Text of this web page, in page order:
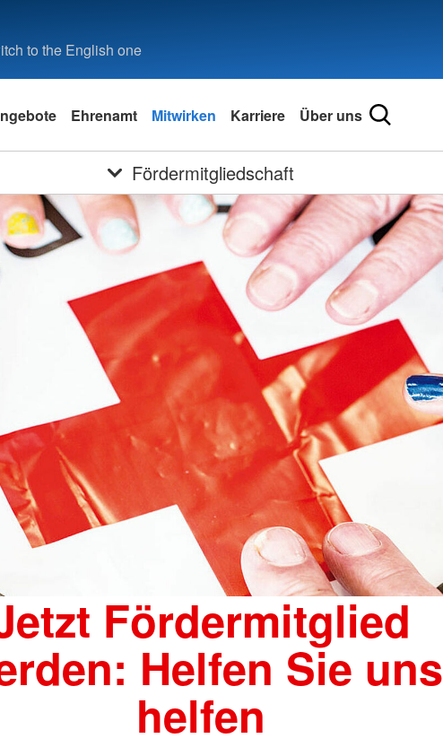
to the English one
Ehrenamt Mitwirken Karriere Über uns
Fördermitgliedschaft
Fördermitglied
Helfen Sie uns
helfen